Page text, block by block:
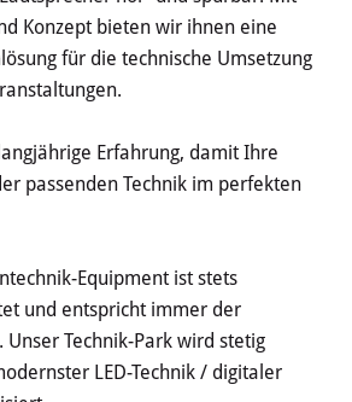
Konzept bieten wir ihnen eine
für die technische Umsetzung
Erfahrung, damit Ihre
passenden Technik im perfekten
Equipment ist stets
und entspricht immer der
Technik-Park wird stetig
LED-Technik / digitaler